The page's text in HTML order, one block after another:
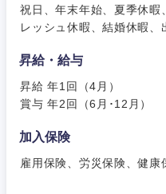
祝日、年末年始、夏季休
レッシュ休暇、結婚休暇
昇給・給与
昇給 年1回（4月）
賞与 年2回（6月･12月）
加入保険
雇用保険、労災保険、健康
近畿地方
滋賀県
大阪府
奈良県